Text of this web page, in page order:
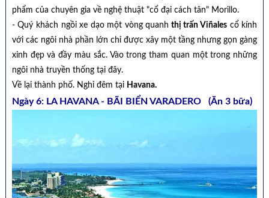
phẩm của chuyên gia về nghệ thuật "cổ đại cách tân" Morillo.
- Quý khách ngồi xe dạo một vòng quanh thị trấn Viñalescổ kính
với các ngôi nhà phần lớn chỉ được xây một tầng nhưng gọn gàng
xinh đẹp và đầy màu sắc. Vào trong tham quan một trong những
ngôi nhà truyền thống tại đây.
Về lại thành phố. Nghỉ đêm tại Havana.
Ngày 6: LA HAVANA - BÃI BIỂN VARADERO (Ăn 3 bữa)